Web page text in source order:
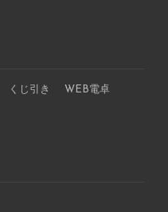
くじ引き WEB電卓